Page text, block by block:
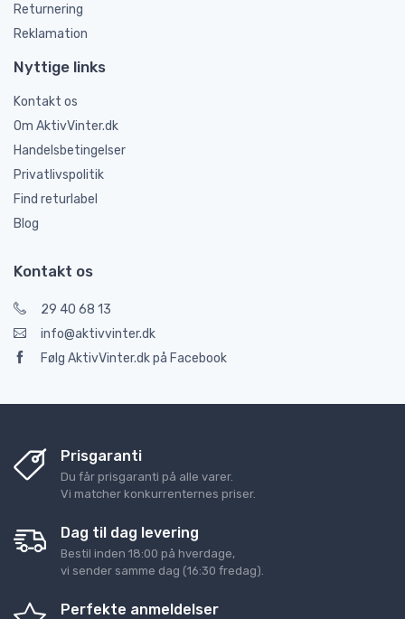
Returnering
Reklamation
Nyttige links
Kontakt os
Om AktivVinter.dk
Handelsbetingelser
Privatlivspolitik
Find returlabel
Blog
Kontakt os
29 40 68 13
info@aktivvinter.dk
Følg AktivVinter.dk på Facebook
Prisgaranti
Du får prisgaranti på alle varer.
Vi matcher konkurrenternes priser.
Dag til dag levering
Bestil inden 18:00 på hverdage,
vi sender samme dag (16:30 fredag).
Perfekte anmeldelser